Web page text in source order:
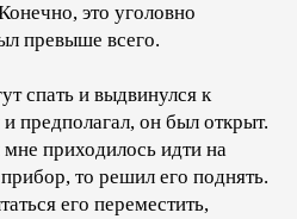
это уголовно
превыше всего.
спать и выдвинулся к
предполагал, он был открыт.
приходилось идти на
то решил его поднять.
его переместить,